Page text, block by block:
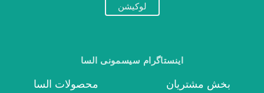
لوکیشن
اینستاگرام سیسمونی السا
بخش مشتریان محصولات السا